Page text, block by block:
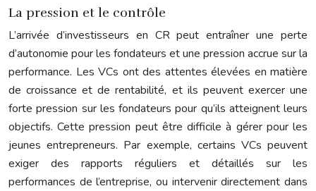
La pression et le contrôle
L’arrivée d’investisseurs en CR peut entraîner une perte
d’autonomie pour les fondateurs et une pression accrue sur la
performance. Les VCs ont des attentes élevées en matière
de croissance et de rentabilité, et ils peuvent exercer une
forte pression sur les fondateurs pour qu’ils atteignent leurs
objectifs. Cette pression peut être difficile à gérer pour les
jeunes entrepreneurs. Par exemple, certains VCs peuvent
exiger des rapports réguliers et détaillés sur les
performances de l’entreprise, ou intervenir directement dans